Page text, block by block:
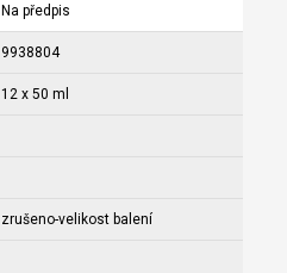
Na předpis
9938804
12 x 50 ml
zrušeno-velikost balení